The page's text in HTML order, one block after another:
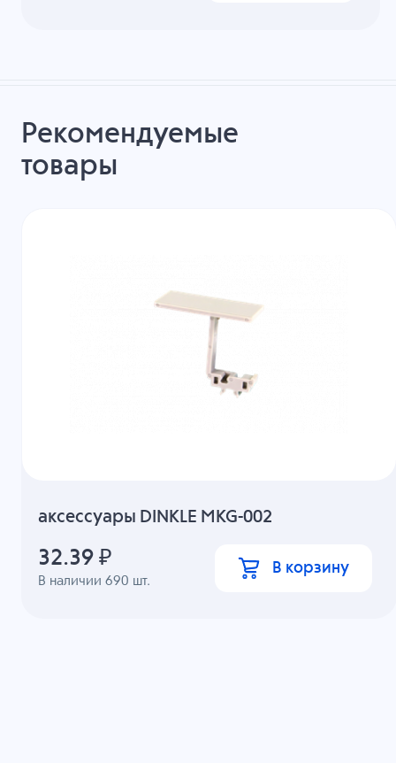
Рекомендуемые
товары
аксессуары DINKLE MKG-002
В наличии690 шт.
32.39 ₽ В корзину